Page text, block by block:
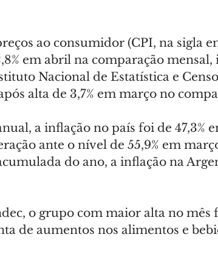
ao consumidor (CPI, na sigla
em abril na comparação
Nacional de Estatística e
alta de 3,7% em março no
a inflação no país foi de 47,3%
ante o nível de 55,9% em
do ano, a inflação na
o grupo com maior alta no mês
de aumentos nos alimentos e